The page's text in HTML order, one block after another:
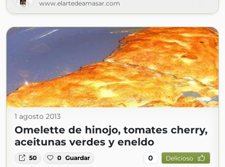
www.elartedeamasar.com
1 agosto 2013
Omelette de hinojo, tomates cherry,
aceitunas verdes y eneldo
50 0 Guardar 0 Delicioso